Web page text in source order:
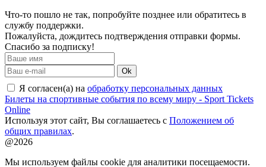
Что-то пошло не так, попробуйте позднее или обратитесь в
службу поддержки.
Пожалуйста, дождитесь подтверждения отправки формы.
Спасибо за подписку!
Ok
Я согласен(а) на обработку персональных данных
Билеты на спортивные события по всему миру - Sport Tickets
Online
Используя этот сайт, Вы соглашаетесь с Положением об
общих правилах.
@2026
Мы используем файлы cookie для аналитики посещаемости.